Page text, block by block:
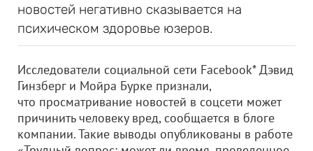
новостей негативно сказывается на
психическом здоровье юзеров.
Исследователи социальной сети Facebook* Дэвид
Гинзберг и Мойра Бурке признали,
что просматривание новостей в соцсети может
причинить человеку вред, сообщается в блоге
компании. Такие выводы опубликованы в работе